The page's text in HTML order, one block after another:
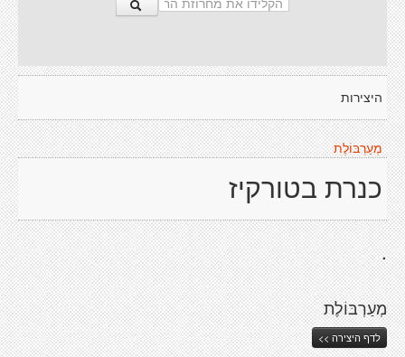
היצירות
מְעַרְבּוֹלֶת
כנרת בטורקיז
.
מְעַרְבּוֹלֶת
לדף היצירה >>